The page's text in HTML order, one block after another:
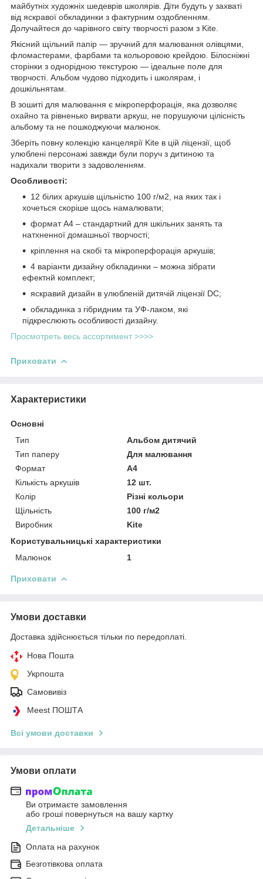
майбутніх художніх шедеврів школярів. Діти будуть у захваті
від яскравої обкладинки з фактурним оздобленням.
Долучайтеся до чарівного світу творчості разом з Kite.
Якісний щільний папір — зручний для малювання олівцями,
фломастерами, фарбами та кольоровою крейдою. Білосніжні
сторінки з однорідною текстурою — ідеальне поле для
творчості. Альбом чудово підходить і школярам, і
дошкільнятам.
В зошиті для малювання є мікроперфорація, яка дозволяє
охайно та рівненько вирвати аркуш, не порушуючи цілісність
альбому та не пошкоджуючи малюнок.
Зберіть повну колекцію канцелярії Kite в цій ліцензії, щоб
улюблені персонажі завжди були поруч з дитиною та
надихали творити з задоволенням.
Особливості:
12 білих аркушів щільністю 100 г/м2, на яких так і
хочеться скоріше щось намалювати;
формат А4 – стандартний для шкільних занять та
натхненної домашньої творчості;
кріплення на скобі та мікроперфорація аркушів;
4 варіанти дизайну обкладинки – можна зібрати
ефектнй комплект;
яскравий дизайн в улюбленій дитячій ліцензії DC;
обкладинка з гібридним та УФ-лаком, які
підкреслюють особливості дизайну.
Просмотреть весь ассортимент >>>>
Приховати
Характеристики
Основні
Тип
Альбом дитячий
Тип паперу
Для малювання
Формат
A4
Кількість аркушів
12 шт.
Колір
Різні кольори
Щільність
100 г/м2
Виробник
Kite
Користувальницькі характеристики
Малюнок
1
Приховати
Умови доставки
Доставка здійснюється тільки по передоплаті.
Нова Пошта
Укрпошта
Самовивіз
Meest ПОШТА
Всі умови доставки
Умови оплати
Ви отримаєте замовлення
або гроші повернуться на вашу картку
Детальніше
Оплата на рахунок
Безготівкова оплата